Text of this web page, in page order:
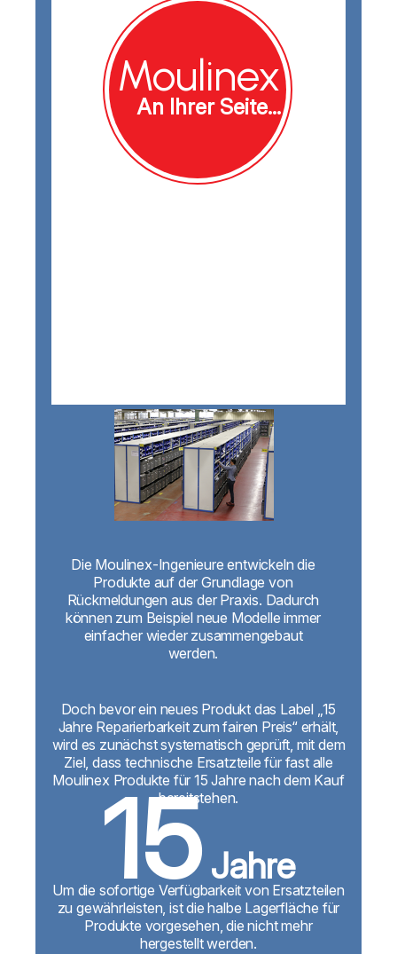
Moulinex
An Ihrer Seite...
Die Moulinex-Ingenieure entwickeln die
Produkte auf der Grundlage von
Rückmeldungen aus der Praxis. Dadurch
können zum Beispiel neue Modelle immer
einfacher wieder zusammengebaut
werden.
Doch bevor ein neues Produkt das Label „15
Jahre Reparierbarkeit zum fairen Preis“ erhält,
wird es zunächst systematisch geprüft, mit dem
Ziel, dass technische Ersatzteile für fast alle
Moulinex Produkte für 15 Jahre nach dem Kauf
bereitstehen.
15Jahre
Um die sofortige Verfügbarkeit von Ersatzteilen
zu gewährleisten, ist die halbe Lagerfläche für
Produkte vorgesehen, die nicht mehr
hergestellt werden.